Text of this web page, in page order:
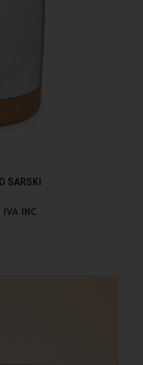
SARSKI
INC.